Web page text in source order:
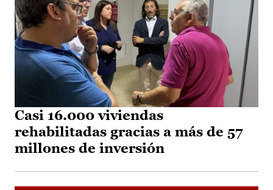
Casi 16.000 viviendas
rehabilitadas gracias a más de 57
millones de inversión